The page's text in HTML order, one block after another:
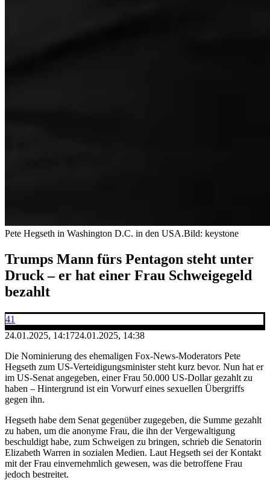
Pete Hegseth in Washington D.C. in den USA.Bild: keystone
Trumps Mann fürs Pentagon steht unter
Druck – er hat einer Frau Schweigegeld
bezahlt
41
24.01.2025, 14:1724.01.2025, 14:38
Die Nominierung des ehemaligen Fox-News-Moderators Pete
Hegseth zum US-Verteidigungsminister steht kurz bevor. Nun hat er
im US-Senat angegeben, einer Frau 50.000 US-Dollar gezahlt zu
haben – Hintergrund ist ein Vorwurf eines sexuellen Übergriffs
gegen ihn.
Hegseth habe dem Senat gegenüber zugegeben, die Summe gezahlt
zu haben, um die anonyme Frau, die ihn der Vergewaltigung
beschuldigt habe, zum Schweigen zu bringen, schrieb die Senatorin
Elizabeth Warren in sozialen Medien. Laut Hegseth sei der Kontakt
mit der Frau einvernehmlich gewesen, was die betroffene Frau
jedoch bestreitet.